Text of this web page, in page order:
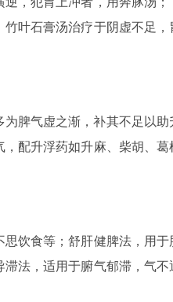
叶石膏汤治疗于阴虚不足，
脾气虚之渐，补其不足以助
配升浮药如升麻、柴胡、葛
饮食等；舒肝健脾法，用于
法，适用于腑气郁滞，气不